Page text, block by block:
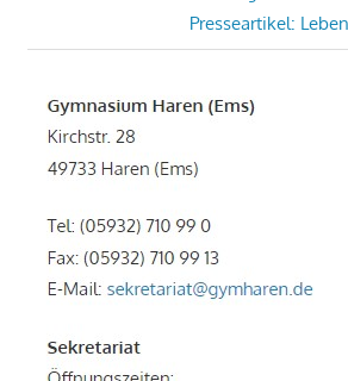
Nächster
Beitrag:
Presseartikel: